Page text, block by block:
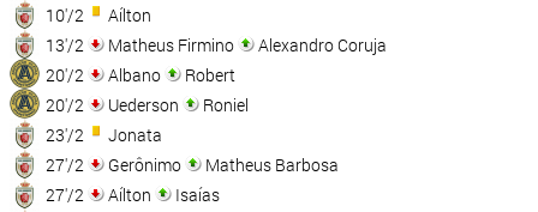
10'/2
Aílton
13'/2
Matheus Firmino
Alexandro Coruja
20'/2
Albano
Robert
20'/2
Uederson
Roniel
23'/2
Jonata
27'/2
Gerônimo
Matheus Barbosa
27'/2
Aílton
Isaías